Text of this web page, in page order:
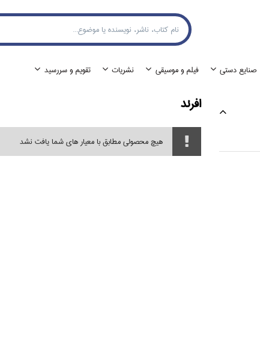
صنايع دستي فيلم و موسيقي نشريات تقويم و سررسيد
افرند
هیچ محصولی مطابق با معیار های شما یافت نشد